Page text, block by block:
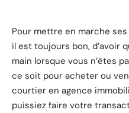
Pour mettre en marche
il est toujours bon, d’avoir
main lorsque vous n’êtes
ce soit pour acheter ou
courtier en agence
puissiez faire votre